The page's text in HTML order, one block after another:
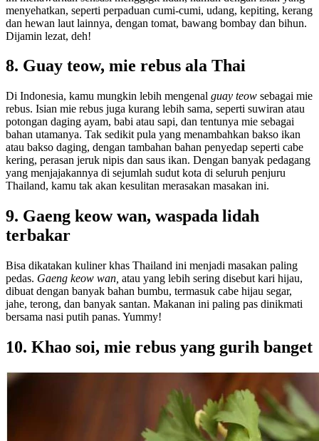
menyehatkan, seperti perpaduan cumi-cumi, udang, kepiting, kerang
dan hewan laut lainnya, dengan tomat, bawang bombay dan bihun.
Dijamin lezat, deh!
8. Guay teow, mie rebus ala Thai
Di Indonesia, kamu mungkin lebih mengenal guay teow sebagai mie
rebus. Isian mie rebus juga kurang lebih sama, seperti suwiran atau
potongan daging ayam, babi atau sapi, dan tentunya mie sebagai
bahan utamanya. Tak sedikit pula yang menambahkan bakso ikan
atau bakso daging, dengan tambahan bahan penyedap seperti cabe
kering, perasan jeruk nipis dan saus ikan. Dengan banyak pedagang
yang menjajakannya di sejumlah sudut kota di seluruh penjuru
Thailand, kamu tak akan kesulitan merasakan masakan ini.
9. Gaeng keow wan, waspada lidah
terbakar
Bisa dikatakan kuliner khas Thailand ini menjadi masakan paling
pedas. Gaeng keow wan, atau yang lebih sering disebut kari hijau,
dibuat dengan banyak bahan bumbu, termasuk cabe hijau segar,
jahe, terong, dan banyak santan. Makanan ini paling pas dinikmati
bersama nasi putih panas. Yummy!
10. Khao soi, mie rebus yang gurih banget